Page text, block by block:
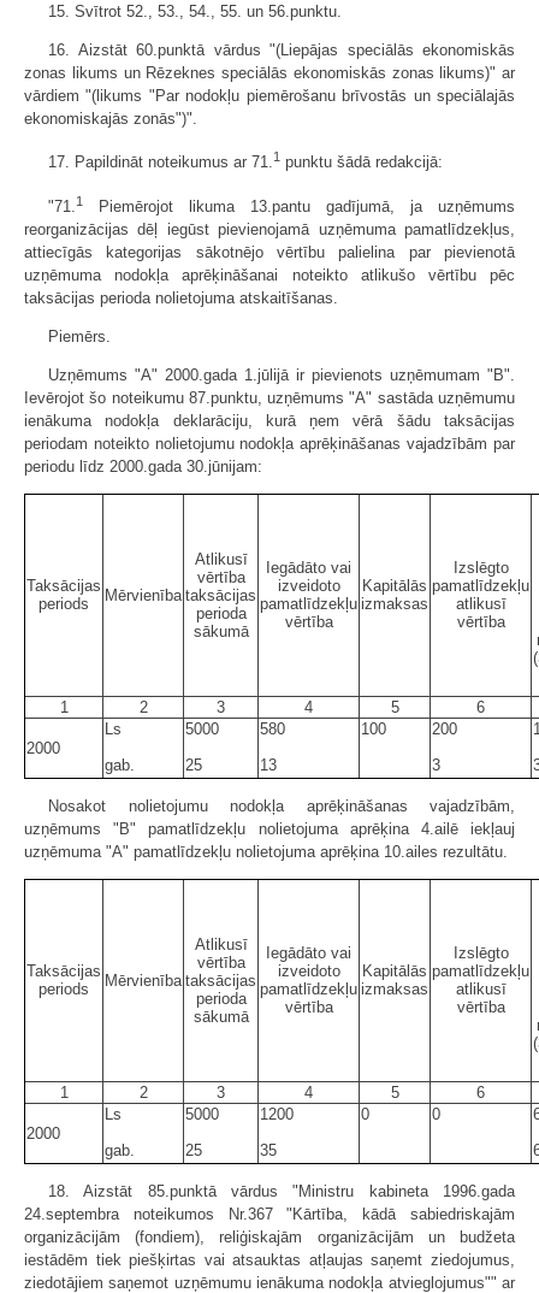
15. Svītrot 52., 53., 54., 55. un 56.punktu.
16. Aizstāt 60.punktā vārdus "(Liepājas speciālās ekonomiskās
zonas likums un Rēzeknes speciālās ekonomiskās zonas likums)" ar
vārdiem "(likums "Par nodokļu piemērošanu brīvostās un speciālajās
ekonomiskajās zonās")".
17. Papildināt noteikumus ar 71.1 punktu šādā redakcijā:
"71. 1
Piemērojot likuma 13.pantu gadījumā, ja uzņēmums
reorganizācijas dēļ iegūst pievienojamā uzņēmuma pamatlīdzekļus,
attiecīgās kategorijas sākotnējo vērtību palielina par pievienotā
uzņēmuma nodokļa aprēķināšanai noteikto atlikušo vērtību pēc
taksācijas perioda nolietojuma atskaitīšanas.
Piemērs.
Uzņēmums "A" 2000.gada 1.jūlijā ir pievienots uzņēmumam "B".
Ievērojot šo noteikumu 87.punktu, uzņēmums "A" sastāda uzņēmumu
ienākuma nodokļa deklarāciju, kurā ņem vērā šādu taksācijas
periodam noteikto nolietojumu nodokļa aprēķināšanas vajadzībām par
periodu līdz 2000.gada 30.jūnijam:
Taksācijas
periods
Mērvienība
Atlikusī
vērtība
taksācijas
perioda
sākumā
Iegādāto vai
izveidoto
pamatlīdzekļu
vērtība
Kapitālās
izmaksas
Izslēgto
pamatlīdzekļu
atlikusī
vērtība
1 2 3 4 5 6
2000
Ls
gab.
5000
25
580
13
100
200
3
Nosakot nolietojumu nodokļa aprēķināšanas vajadzībām,
uzņēmums "B" pamatlīdzekļu nolietojuma aprēķina 4.ailē iekļauj
uzņēmuma "A" pamatlīdzekļu nolietojuma aprēķina 10.ailes rezultātu.
Taksācijas
periods
Mērvienība
Atlikusī
vērtība
taksācijas
perioda
sākumā
Iegādāto vai
izveidoto
pamatlīdzekļu
vērtība
Kapitālās
izmaksas
Izslēgto
pamatlīdzekļu
atlikusī
vērtība
1 2 3 4 5 6
2000
Ls
gab.
5000
25
1200
35
0 0
18. Aizstāt 85.punktā vārdus "Ministru kabineta 1996.gada
24.septembra noteikumos Nr.367 "Kārtība, kādā sabiedriskajām
organizācijām (fondiem), reliģiskajām organizācijām un budžeta
iestādēm tiek piešķirtas vai atsauktas atļaujas saņemt ziedojumus,
ziedotājiem saņemot uzņēmumu ienākuma nodokļa atvieglojumus"" ar